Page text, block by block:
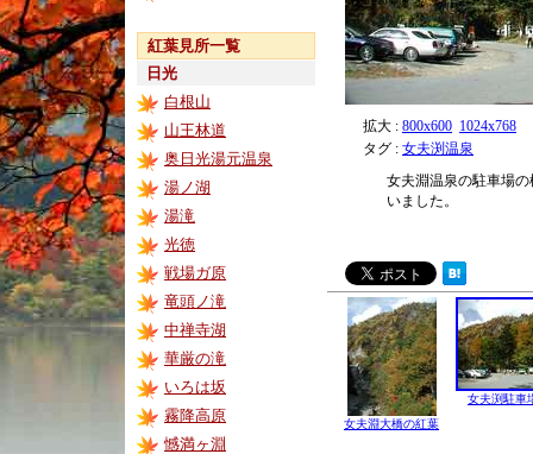
紅葉見所一覧
日光
白根山
山王林道
奥日光湯元温泉
湯ノ湖
湯滝
光徳
戦場ガ原
竜頭ノ滝
中禅寺湖
華厳の滝
いろは坂
霧降高原
憾満ヶ淵
拡大 : 800x600 1024x768
タグ : 女夫渕温泉
女夫淵温泉の駐車場
いました。
女夫淵大橋の紅葉
女夫渕駐車